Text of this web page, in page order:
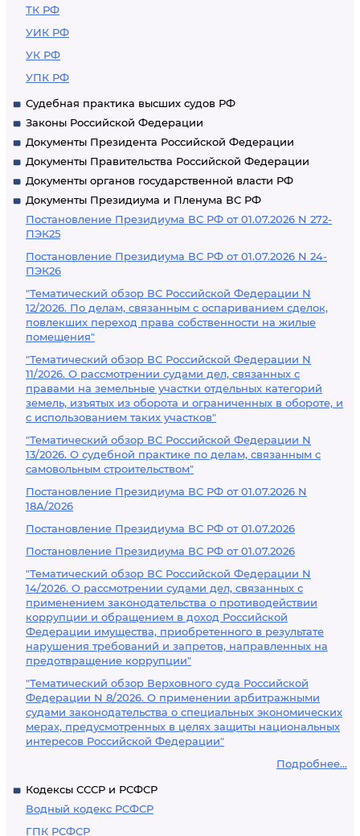
ТК РФ
УИК РФ
УК РФ
УПК РФ
Судебная практика высших судов РФ
Законы Российской Федерации
Документы Президента Российской Федерации
Документы Правительства Российской Федерации
Документы органов государственной власти РФ
Документы Президиума и Пленума ВС РФ
Постановление Президиума ВС РФ от 01.07.2026 N 272-
ПЭК25
Постановление Президиума ВС РФ от 01.07.2026 N 24-
ПЭК26
"Тематический обзор ВС Российской Федерации N
12/2026. По делам, связанным с оспариванием сделок,
повлекших переход права собственности на жилые
помещения"
"Тематический обзор ВС Российской Федерации N
11/2026. О рассмотрении судами дел, связанных с
правами на земельные участки отдельных категорий
земель, изъятых из оборота и ограниченных в обороте, и
с использованием таких участков"
"Тематический обзор ВС Российской Федерации N
13/2026. О судебной практике по делам, связанным с
самовольным строительством"
Постановление Президиума ВС РФ от 01.07.2026 N
18А/2026
Постановление Президиума ВС РФ от 01.07.2026
Постановление Президиума ВС РФ от 01.07.2026
"Тематический обзор ВС Российской Федерации N
14/2026. О рассмотрении судами дел, связанных с
применением законодательства о противодействии
коррупции и обращением в доход Российской
Федерации имущества, приобретенного в результате
нарушения требований и запретов, направленных на
предотвращение коррупции"
"Тематический обзор Верховного суда Российской
Федерации N 8/2026. О применении арбитражными
судами законодательства о специальных экономических
мерах, предусмотренных в целях защиты национальных
интересов Российской Федерации"
Подробнее...
Кодексы СССР и РСФСР
Водный кодекс РСФСР
ГПК РСФСР